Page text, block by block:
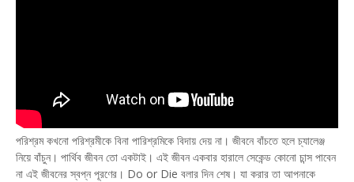
পরিশ্রম কখনো পরিশ্রমীকে বিনা পারিশ্রমিকে বিদায় দেয় না। জীবনে বাঁচতে হলে চ্যালেঞ্জ
নিয়ে বাঁচুন। পার্থিব জীবন তো একটাই। এই জীবন একবার হারালে সেকেন্ড কোনো চান্স পাবেন
না এই জীবনের স্বপ্ন পূরণের। Do or Die বলার দিন শেষ। যা করার তা আপনাকে